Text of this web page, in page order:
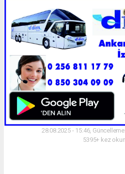
28.08.2025 - 15:46,
5395+ kez